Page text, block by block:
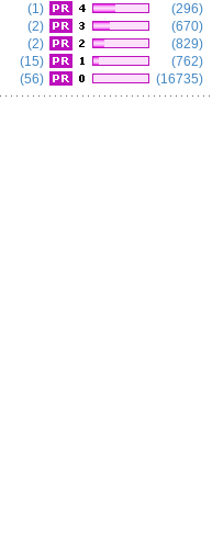
(1)
(2)
(2)
(15)
(56)
(296)
(670)
(829)
(762)
(16735)